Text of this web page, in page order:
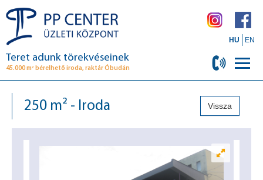
Teret adunk törekvéseinek
45.000 m2 bérelhető iroda, raktár Óbudán
HU EN
250 m² - Iroda Vissza